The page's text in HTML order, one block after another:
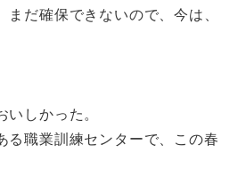
だ確保できないので、今は、
しかった。
職業訓練センターで、この春